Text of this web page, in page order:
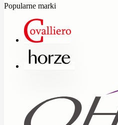
Popularne marki